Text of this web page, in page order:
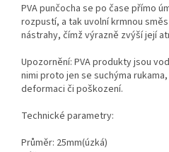
PVA punčocha se po čase přímo
rozpustí, a tak uvolní krmnou
nástrahy, čímž výrazně zvýší její
Upozornění: PVA produkty jsou
nimi proto jen se suchýma
deformaci či poškození.
Technické parametry:
Průměr: 25mm(úzká)